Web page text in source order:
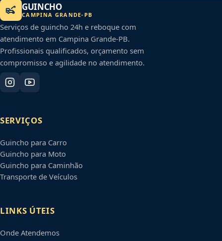
GUINCHO
CAMPINA GRANDE- PB
Serviços de guincho 24h e reboque com
atendimento em Campina Grande-PB.
Profissionais qualificados, orçamento sem
compromisso e agilidade no atendimento.
SERVIÇOS
Guincho para Carro
Guincho para Moto
Guincho para Caminhão
Transporte de Veículos
LINKS ÚTEIS
Onde Atendemos